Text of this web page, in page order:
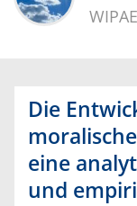
Die
eine
und